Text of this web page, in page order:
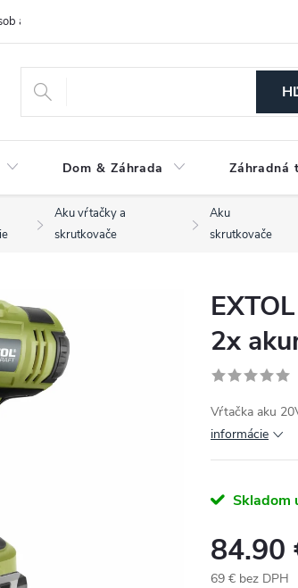
a cena dopravy
Dom & Záhrada Záhradná
Aku vŕtačky a
skrutkovače
Aku
skrutkovače
2x
Vŕtačka aku
informácie
Skladom
84.90
69 € bez DPH